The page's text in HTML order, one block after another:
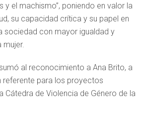
y el machismo”, poniendo en valor la
su capacidad crítica y su papel en
sociedad con mayor igualdad y
mujer.
al reconocimiento a Ana Brito, a
referente para los proyectos
Cátedra de Violencia de Género de la